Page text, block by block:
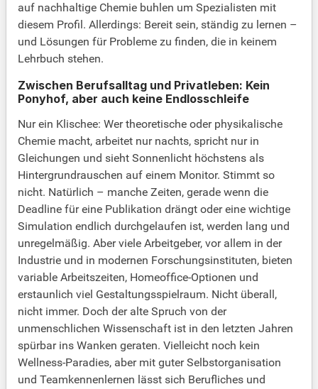
auf nachhaltige Chemie buhlen um Spezialisten mit
diesem Profil. Allerdings: Bereit sein, ständig zu lernen –
und Lösungen für Probleme zu finden, die in keinem
Lehrbuch stehen.
Zwischen Berufsalltag und Privatleben: Kein
Ponyhof, aber auch keine Endlosschleife
Nur ein Klischee: Wer theoretische oder physikalische
Chemie macht, arbeitet nur nachts, spricht nur in
Gleichungen und sieht Sonnenlicht höchstens als
Hintergrundrauschen auf einem Monitor. Stimmt so
nicht. Natürlich – manche Zeiten, gerade wenn die
Deadline für eine Publikation drängt oder eine wichtige
Simulation endlich durchgelaufen ist, werden lang und
unregelmäßig. Aber viele Arbeitgeber, vor allem in der
Industrie und in modernen Forschungsinstituten, bieten
variable Arbeitszeiten, Homeoffice-Optionen und
erstaunlich viel Gestaltungsspielraum. Nicht überall,
nicht immer. Doch der alte Spruch von der
unmenschlichen Wissenschaft ist in den letzten Jahren
spürbar ins Wanken geraten. Vielleicht noch kein
Wellness-Paradies, aber mit guter Selbstorganisation
und Teamkennenlernen lässt sich Berufliches und